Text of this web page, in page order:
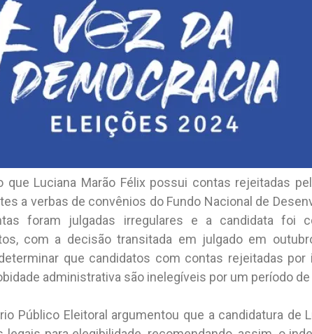
que Luciana Marão Félix possui contas rejeitadas
a verbas de convênios do Fundo Nacional de
foram julgadas irregulares e a candidata foi
com a decisão transitada em julgado em
que candidatos com contas rejeitadas por
administrativa são inelegíveis por um período
Público Eleitoral argumentou que a candidatura de